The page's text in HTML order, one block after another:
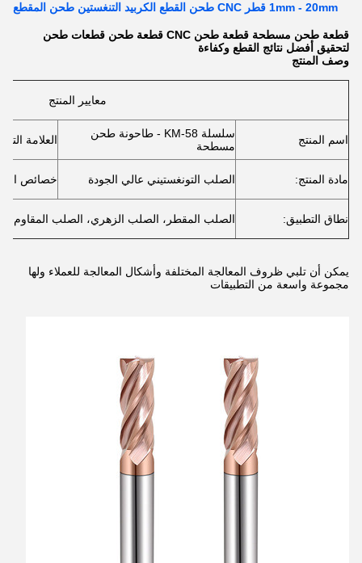
1mm - 20mm قطر CNC طحن القطع الكربيد التنغستين طحن المقطع
قطعة طحن مسطحة قطعة طحن CNC قطعة طحن قطعات طحن
لتحقيق أفضل نتائج القطع وكفاءة
وصف المنتج
معايير المنتج
اسم المنتج
سلسلة KM-58 - طاحونة طحن
مسطحة
العلامة
مادة المنتج: الصلب التونغستيني عالي الجودة خصائص
نطاق التطبيق: الصلب المقطر، الصلب الزهري، الصلب المقاوم
يمكن أن تلبي ظروف المعالجة المختلفة وأشكال المعالجة للعملاء ولها
مجموعة واسعة من التطبيقات